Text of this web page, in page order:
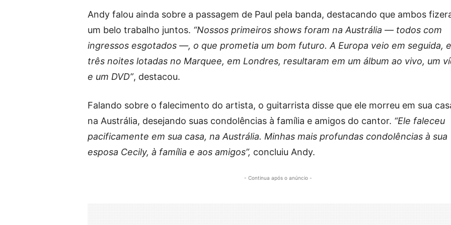
Andy falou ainda sobre a passagem de Paul pela banda, destacando que ambos
um belo trabalho juntos. “Nossos primeiros shows foram na Austrália — todos com
ingressos esgotados —, o que prometia um bom futuro. A Europa veio em seguida, e
três noites lotadas no Marquee, em Londres, resultaram em um álbum ao vivo, um
e um DVD”, destacou.
Falando sobre o falecimento do artista, o guitarrista disse que ele morreu em sua
na Austrália, desejando suas condolências à família e amigos do cantor. “Ele faleceu
pacificamente em sua casa, na Austrália. Minhas mais profundas condolências à sua
esposa Cecily, à família e aos amigos”, concluiu Andy.
- Continua após o anúncio -